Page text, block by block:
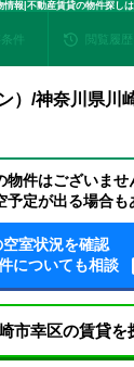
報|不動産賃貸の物件探し
件 閲覧履歴
）/神奈川県川
件はございませ
定が出る場合も
室状況を確認
についても相談
市幸区の賃貸を